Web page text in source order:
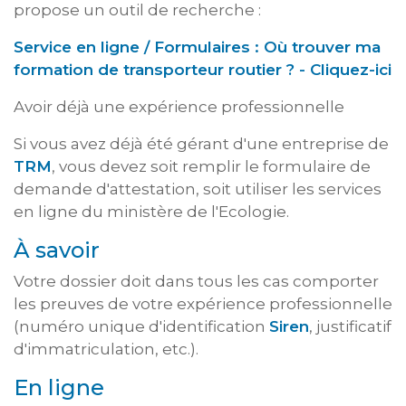
propose un outil de recherche :
Service en ligne / Formulaires : Où trouver ma
formation de transporteur routier ? - Cliquez-ici
Avoir déjà une expérience professionnelle
Si vous avez déjà été gérant d'une entreprise de
TRM, vous devez soit remplir le formulaire de
demande d'attestation, soit utiliser les services
en ligne du ministère de l'Ecologie.
À savoir
Votre dossier doit dans tous les cas comporter
les preuves de votre expérience professionnelle
(numéro unique d'identification Siren, justificatif
d'immatriculation, etc.).
En ligne